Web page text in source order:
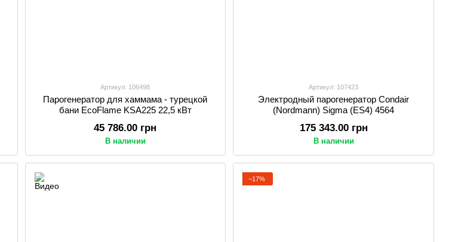
Артикул: 106498
Парогенератор для хаммама - турецкой
бани EcoFlame KSA225 22,5 кВт
45 786.00 грн
В наличии
Артикул: 107423
Электродный парогенератор Condair
(Nordmann) Sigma (ES4) 4564
175 343.00 грн
В наличии
−17%